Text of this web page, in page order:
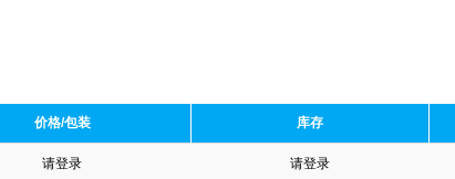
价格/包装 库存
请登录 请登录